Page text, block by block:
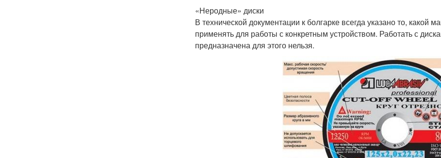
«Неродные» диски
В технической документации к болгарке всегда указано то, какой
применять для работы с конкретным устройством. Работать с
предназначена для этого нельзя.